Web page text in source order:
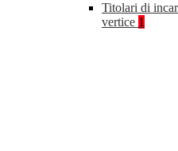
Titolari di
vertice 1